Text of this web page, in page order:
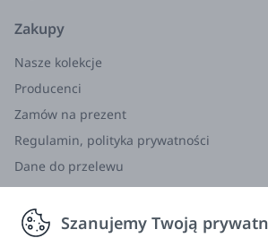
Zakupy
Nasze kolekcje
Producenci
Zamów na prezent
Regulamin, polityka prywatności
Dane do przelewu
Zwroty, wymiana, reklamacja
InformacjeSzanujemy Twoją